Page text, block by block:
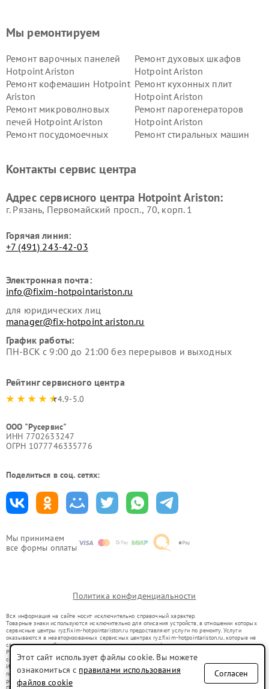
Мы принимаем
все формы оплаты
Мы ремонтируем
Ремонт варочных панелей
Hotpoint Ariston
Ремонт духовых шкафов
Hotpoint Ariston
Ремонт кофемашин Hotpoint
Ariston
Ремонт кухонных плит
Hotpoint Ariston
Ремонт микроволновых
печей Hotpoint Ariston
Ремонт парогенераторов
Hotpoint Ariston
Ремонт посудомоечных
Ремонт стиральных машин
Hotpoint Ariston
Hotpoint Ariston
Ariston
Hotpoint Ariston
Контакты сервис центра
Адрес сервисного центра Hotpoint Ariston:
г. Рязань, Первомайский просп., 70, корп. 1
Горячая линия:
+7 (491) 243-42-03
Электронная почта:
info@fixim-hotpointariston.ru
для юридических лиц
manager@fix-hotpoint ariston.ru
График работы:
ПН-ВСК с 9:00 до 21:00 без перерывов и выходных
Рейтинг сервисного центра
4.9-5.0
ООО "Русервис"
ИНН 7702633247
ОГРН 1077746335776
Поделиться в соц. сетях:
Политика конфиденциальности
Вся информация на сайте носит исключительно справочный характер.
Товарные знаки используются исключительно для описания устройств, в отношении которых
сервисные центры ryz.fixim-hotpointariston.ru предоставляют услуги по ремонту. Услуги
оказываются в неавторизованных сервисных центрах ryz.fixim-hotpointariston.ru, которые не
связаны с правообладателями товарных знаков или их официальными представителями.
Ремонт осуществляется для устройств, уже введенных в гражданский оборот в соответствии
со статьей 1487 ГК РФ.
Использование товарных знаков не преследует цели индивидуализации услуг или введения
потребителей в заблуждение, а служит для информирования о предоставляемых услугах по
ремонту техники указанных брендов.
Этот сайт использует файлы cookie. Вы можете
ознакомиться с правилами использования
файлов cookie
Согласен